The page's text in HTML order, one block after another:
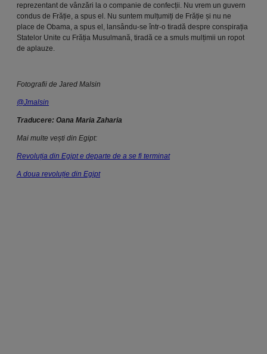
reprezentant de vânzări la o companie de confecții. Nu vrem un guvern
condus de Frăție, a spus el. Nu suntem mulțumiți de Frăție și nu ne
place de Obama, a spus el, lansându-se într-o tiradă despre conspirația
Statelor Unite cu Frăția Musulmană, tiradă ce a smuls mulțimii un ropot
de aplauze.
Fotografii de Jared Malsin
@Jmalsin
Traducere: Oana Maria Zaharia
Mai multe vești din Egipt:
Revoluția din Egipt e departe de a se fi terminat
A doua revoluție din Egipt